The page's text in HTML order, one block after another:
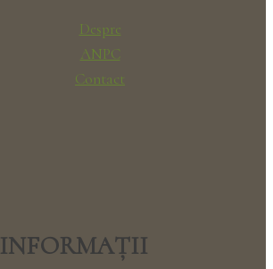
Despre
ANPC
Contact
INFORMAȚII